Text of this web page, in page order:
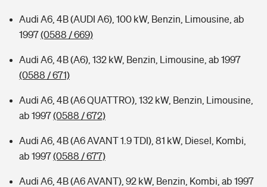
Audi A6, 4B (AUDI A6), 100 kW, Benzin, Limousine, ab
1997(0588 / 669)
Audi A6, 4B (A6), 132 kW, Benzin, Limousine, ab 1997
(0588 / 671)
Audi A6, 4B (A6 QUATTRO), 132 kW, Benzin, Limousine,
ab 1997(0588 / 672)
Audi A6, 4B (A6 AVANT 1.9 TDI), 81 kW, Diesel, Kombi,
ab 1997(0588 / 677)
Audi A6, 4B (A6 AVANT), 92 kW, Benzin, Kombi, ab 1997